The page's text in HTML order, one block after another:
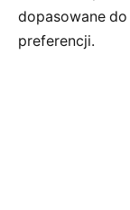
dopasowane
preferencji.